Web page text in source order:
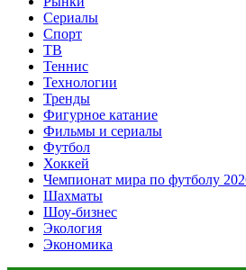
Сериалы
Спорт
ТВ
Теннис
Технологии
Тренды
Фигурное катание
Фильмы и сериалы
Футбол
Хоккей
Чемпионат мира по футболу
Шахматы
Шоу-бизнес
Экология
Экономика